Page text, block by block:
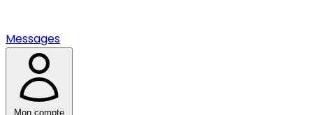
Messages
Mon compte